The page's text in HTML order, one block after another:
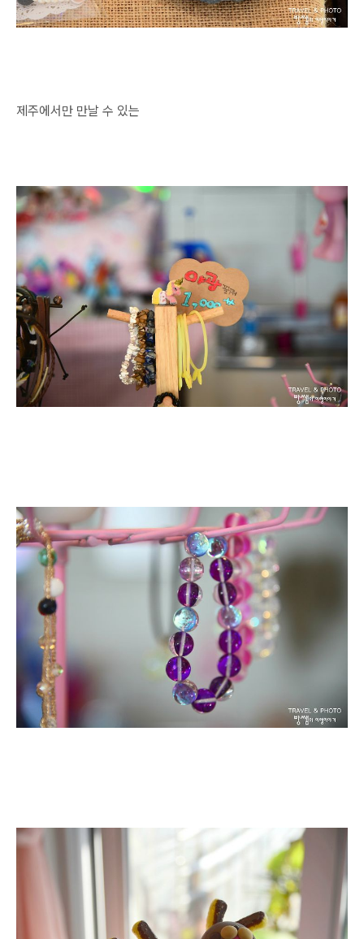
제주에서만 만날 수 있는